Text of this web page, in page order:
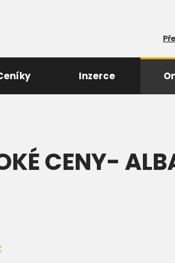
Inzerce
CENY-